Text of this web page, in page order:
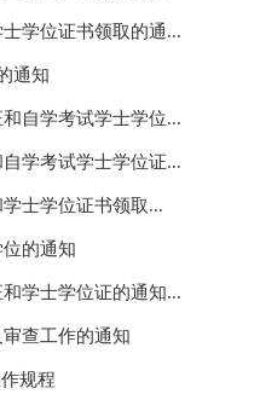
学位证书领取的通...
通知
自学考试学士学位...
学考试学士学位证...
士学位证书领取...
的通知
学士学位证的通知...
查工作的通知
规程